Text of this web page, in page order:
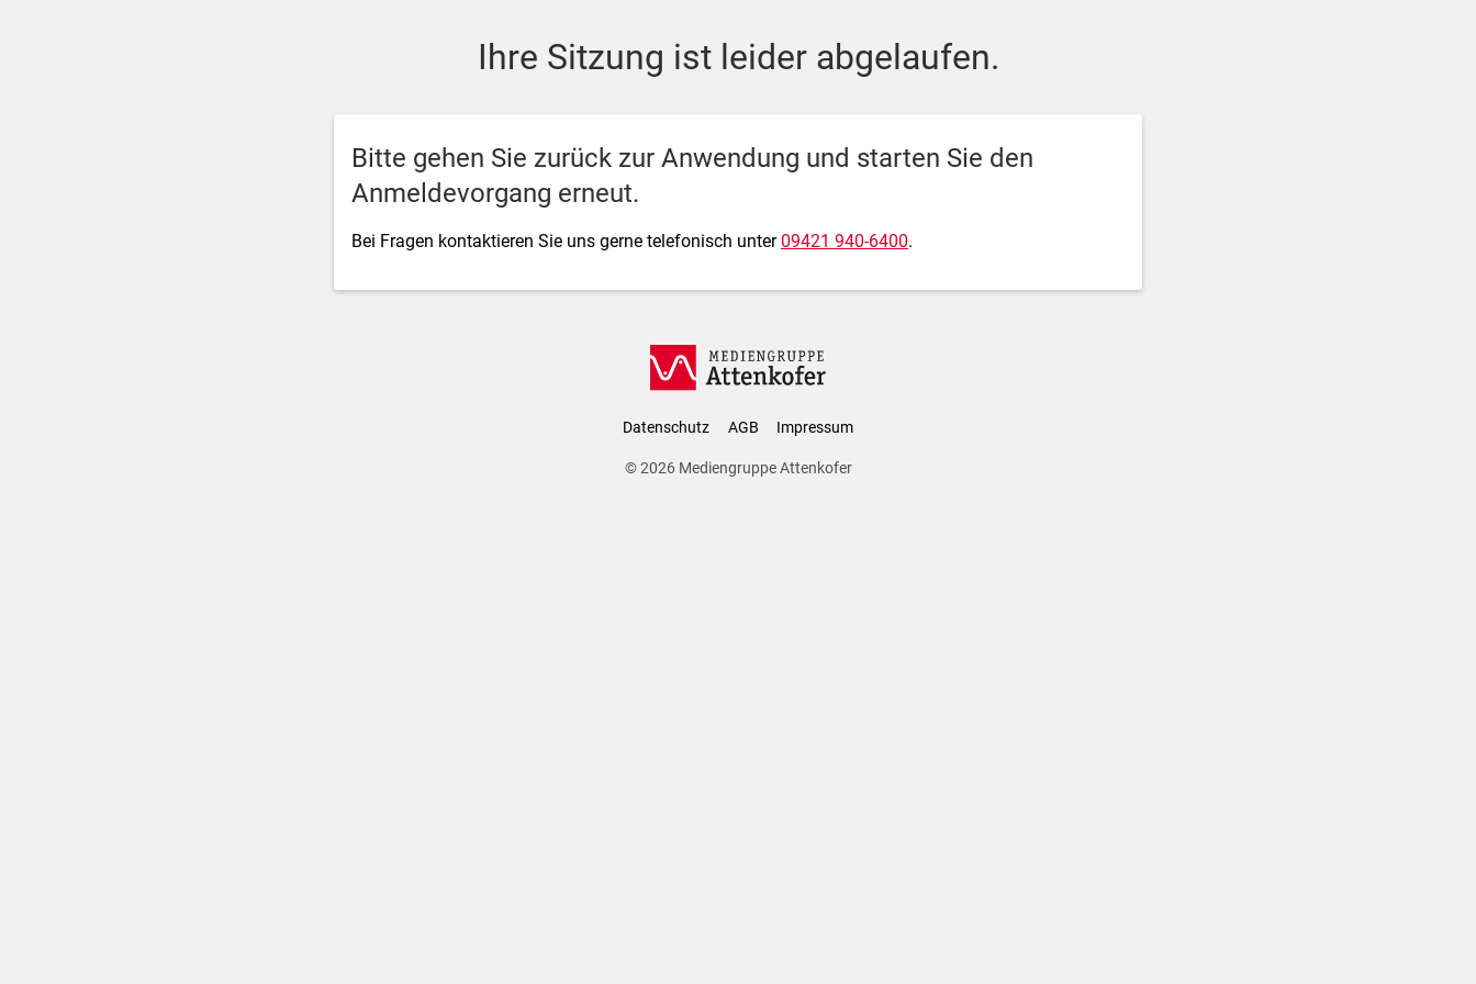
SSO Single-Sign-On der Mediengruppe Attenkofer
Ihre Sitzung ist leider abgelaufen.
Bitte gehen Sie zurück zur Anwendung und starten Sie den
Anmeldevorgang erneut.
Bei Fragen kontaktieren Sie uns gerne telefonisch unter09421 940-6400.
Datenschutz AGB Impressum
© 2026 Mediengruppe Attenkofer